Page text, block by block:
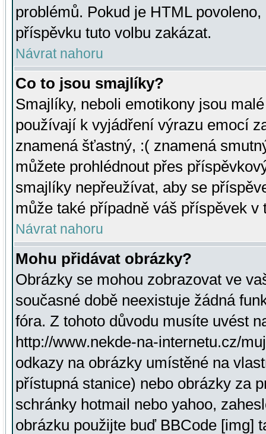
problémů. Pokud je HTML
příspěvku tuto volbu zakázat.
Návrat nahoru
Co to jsou smajlíky?
Smajlíky, neboli emotikony jsou
používají k vyjádření výrazu emocí
znamená šťastný, :( znamená
můžete prohlédnout přes
smajlíky nepřeužívat, aby se
může také případně váš příspěvek v
Návrat nahoru
Mohu přidávat obrázky?
Obrázky se mohou zobrazovat ve
současné době neexistuje žádná
fóra. Z tohoto důvodu musíte uvést
http://www.nekde-na-internetu.cz/
odkazy na obrázky umístěné na
přístupná stanice) nebo obrázky za
schránky hotmail nebo yahoo,
obrázku použijte buď BBCode [img]